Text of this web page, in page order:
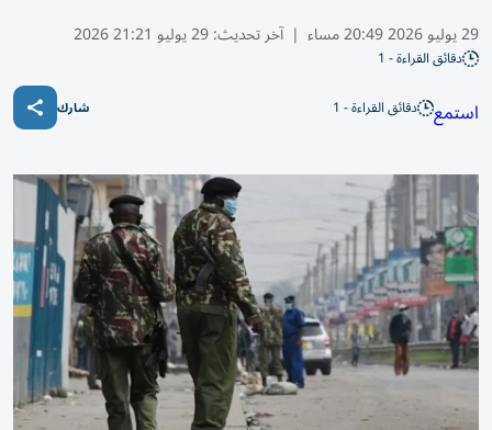
29 يوليو 2026 20:49 مساء | آخر تحديث:29 يوليو 21:21 2026
دقائق القراءة - 1
استمع دقائق القراءة - 1 شارك